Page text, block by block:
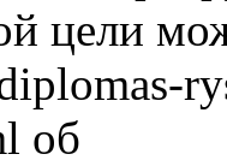
цели
об